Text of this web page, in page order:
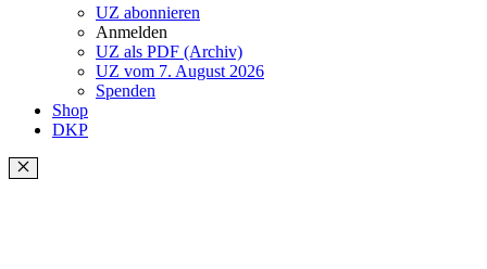
UZ abonnieren
Anmelden
UZ als PDF (Archiv)
UZ vom 7. August 2026
Spenden
Shop
DKP
Schließen